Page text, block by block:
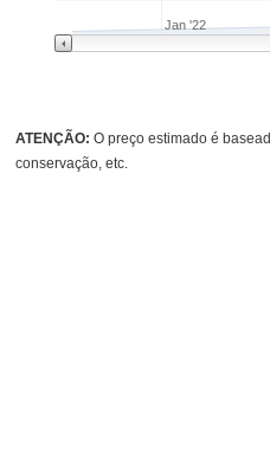
Jan '22
ATENÇÃO: O preço estimado é
conservação, etc.